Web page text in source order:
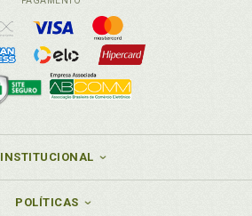
INSTITUCIONAL
POLÍTICAS